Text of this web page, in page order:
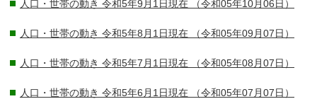
人口・世帯の動き 令和5年9月1日現在 （令和05年10月06日）
人口・世帯の動き 令和5年8月1日現在 （令和05年09月07日）
人口・世帯の動き 令和5年7月1日現在 （令和05年08月07日）
人口・世帯の動き 令和5年6月1日現在 （令和05年07月07日）